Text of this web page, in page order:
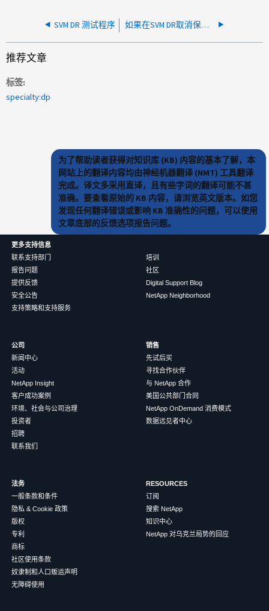
SVM DR 测试程序 如果在SVM DR取消保护卷下挂载了其他受保护卷、则此卷将失败
推荐文章
标签
specialty:dp
为了帮助读者获得对知识库 (KB) 内容的基本了解，本
网站上的翻译内容均由神经机器翻译 (NMT) 工具翻译
完成。译文多采用直译，且有些字词的翻译可能不甚
准确。要查看原始的 KB 内容，请浏览英文版本。如您
发现任何翻译错误或影响 KB 准确性的问题，可以使用
文章底部的反馈选项报告问题。
更多支持信息
联系支持部门
报告问题
提供反馈
安全公告
支持策略和支持服务
培训
社区
Digital Support Blog
NetApp Neighborhood
公司
新闻中心
活动
NetApp Insight
客户成功案例
环境、社会与公司治理
投资者
招聘
联系我们
销售
先试后买
寻找合作伙伴
与 NetApp 合作
美国公共部门合同
NetApp OnDemand 消费模式
数据远见者中心
法务
一般条款和条件
隐私 & Cookie 政策
版权
专利
商标
社区使用条款
奴隶制和人口贩运声明
无障碍使用
RESOURCES
订阅
搜索 NetApp
知识中心
NetApp 对乌克兰局势的回应